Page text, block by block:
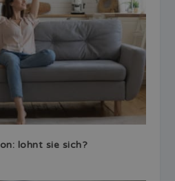
lohnt sie sich?